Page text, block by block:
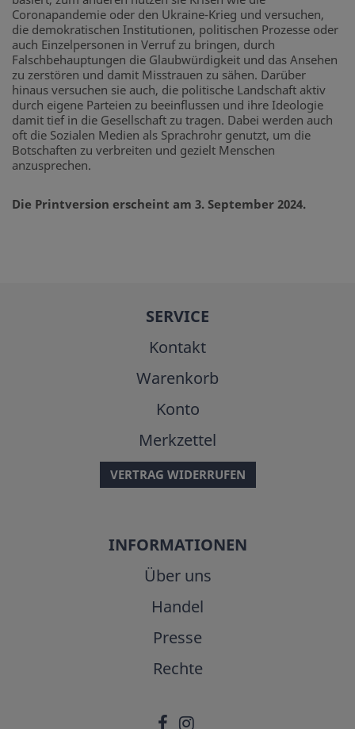
Coronapandemie oder den Ukraine-Krieg und versuchen,
die demokratischen Institutionen, politischen Prozesse oder
auch Einzelpersonen in Verruf zu bringen, durch
Falschbehauptungen die Glaubwürdigkeit und das Ansehen
zu zerstören und damit Misstrauen zu sähen. Darüber
hinaus versuchen sie auch, die politische Landschaft aktiv
durch eigene Parteien zu beeinflussen und ihre Ideologie
damit tief in die Gesellschaft zu tragen. Dabei werden auch
oft die Sozialen Medien als Sprachrohr genutzt, um die
Botschaften zu verbreiten und gezielt Menschen
anzusprechen.
Die Printversion erscheint am 3. September 2024.
SERVICE
Kontakt
Warenkorb
Konto
Merkzettel
VERTRAG WIDERRUFEN
INFORMATIONEN
Über uns
Handel
Presse
Rechte